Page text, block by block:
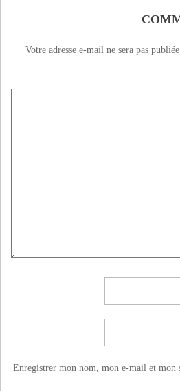
Votre adresse e-mail ne sera pas
Enregistrer mon nom, mon e-mail et mon